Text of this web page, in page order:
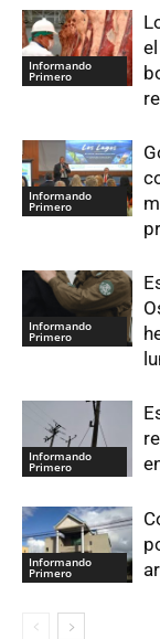
Informando
Primero
Informando
Primero
Informando
Primero
Informando
Primero
Informando
Primero